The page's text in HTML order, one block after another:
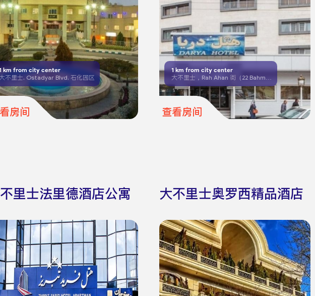
km from city center
不里士, Ostadyar Blvd, 石化园区
房间
1 km from city center
大不里士，Rah Ahan 街（22 Bahman），Babak 医疗中心对面
查看房间
里士法里德酒店公寓 大不里士奥罗西精品酒店